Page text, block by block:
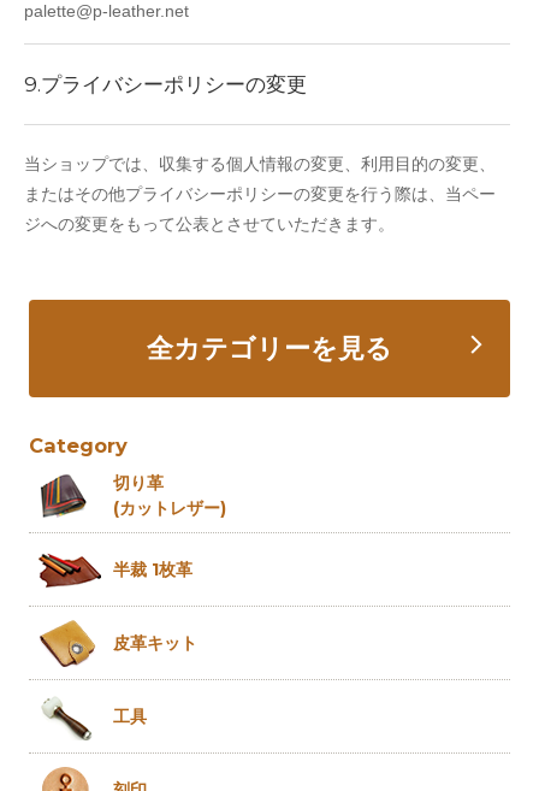
palette@p-leather.net
9.プライバシーポリシーの変更
当ショップでは、収集する個人情報の変更、利用目的の変更、
またはその他プライバシーポリシーの変更を行う際は、当ペー
ジへの変更をもって公表とさせていただきます。
全カテゴリーを見る
Category
切り革
(カットレザー)
半裁 1枚革
皮革キット
工具